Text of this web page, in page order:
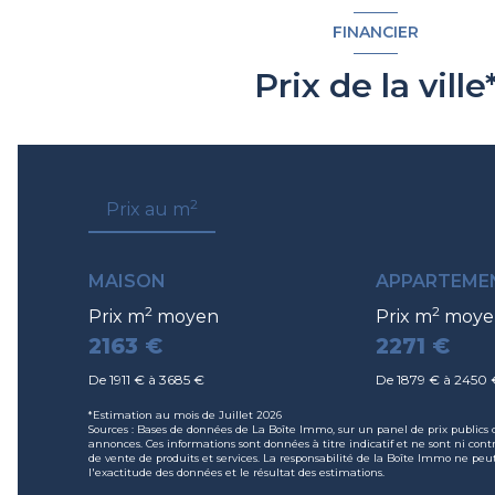
FINANCIER
Prix de la
Prix au m2
MAISON
Prix m2 moyen
2163 €
De 1911 € à 3685 €
Prix m2
2271 €
De 1879 € à 2450
*Estimation au mois de Juillet 2026
Sources : Bases de données de La Boîte Immo, sur un panel de prix publics
annonces. Ces informations sont données à titre indicatif et ne sont ni
de vente de produits et services. La responsabilité de la Boîte Immo ne
l'exactitude des données et le résultat des estimations.